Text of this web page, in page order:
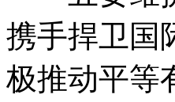
携手捍卫国
极推动平等